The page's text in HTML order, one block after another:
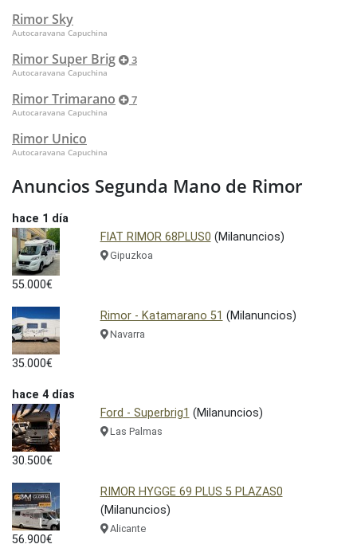
Rimor Sky
Autocaravana Capuchina
Rimor Super Brig 3
Autocaravana Capuchina
Rimor Trimarano 7
Autocaravana Capuchina
Rimor Unico
Autocaravana Capuchina
Anuncios Segunda Mano de Rimor
hace 1 día
55.000€
FIAT RIMOR 68PLUS0 (Milanuncios)
Gipuzkoa
35.000€
Rimor - Katamarano 51 (Milanuncios)
Navarra
hace 4 días
30.500€
Ford - Superbrig1 (Milanuncios)
Las Palmas
56.900€
RIMOR HYGGE 69 PLUS 5 PLAZAS0
(Milanuncios)
Alicante